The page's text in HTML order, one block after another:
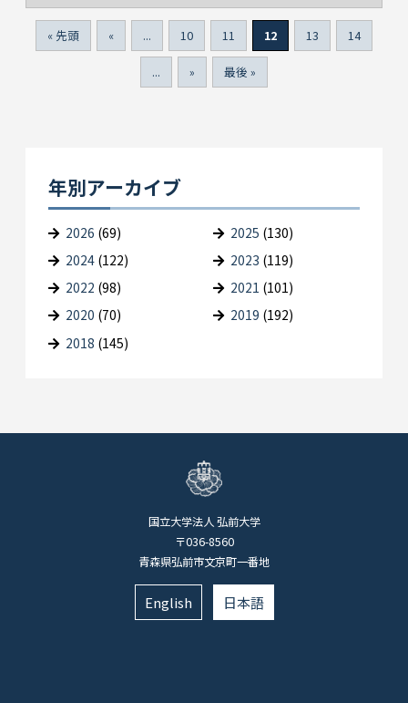
« 先頭 « ... 10 11 12 13 14
... » 最後 »
年別アーカイブ
2026 (69) 2025 (130)
2024 (122) 2023 (119)
2022 (98) 2021 (101)
2020 (70) 2019 (192)
2018 (145)
国立大学法人 弘前大学
〒036-8560
青森県弘前市文京町一番地
English 日本語